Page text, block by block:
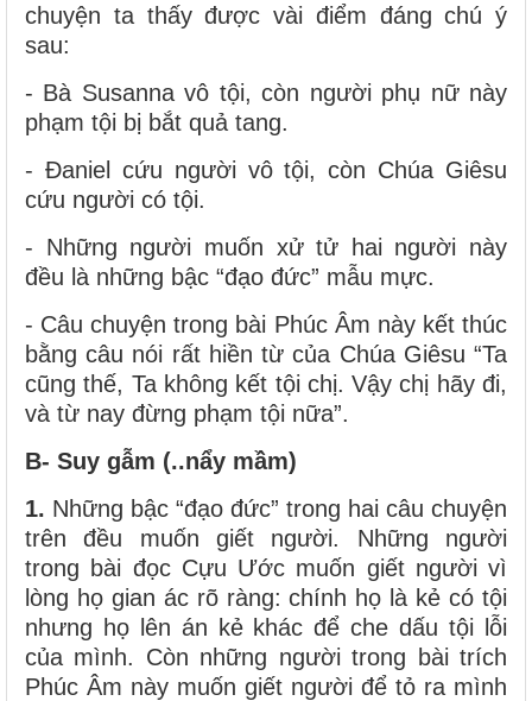
chuyện ta thấy được vài điểm đáng chú ý
sau:
- Bà Susanna vô tội, còn người phụ nữ này
phạm tội bị bắt quả tang.
- Đaniel cứu người vô tội, còn Chúa Giêsu
cứu người có tội.
- Những người muốn xử tử hai người này
đều là những bậc “đạo đức” mẫu mực.
- Câu chuyện trong bài Phúc Âm này kết thúc
bằng câu nói rất hiền từ của Chúa Giêsu “Ta
cũng thế, Ta không kết tội chị. Vậy chị hãy đi,
và từ nay đừng phạm tội nữa”.
B- Suy gẫm (..nẩy mầm)
1. Những bậc “đạo đức” trong hai câu chuyện
trên đều muốn giết người. Những người
trong bài đọc Cựu Ước muốn giết người vì
lòng họ gian ác rõ ràng: chính họ là kẻ có tội
nhưng họ lên án kẻ khác để che dấu tội lỗi
của mình. Còn những người trong bài trích
Phúc Âm này muốn giết người để tỏ ra mình